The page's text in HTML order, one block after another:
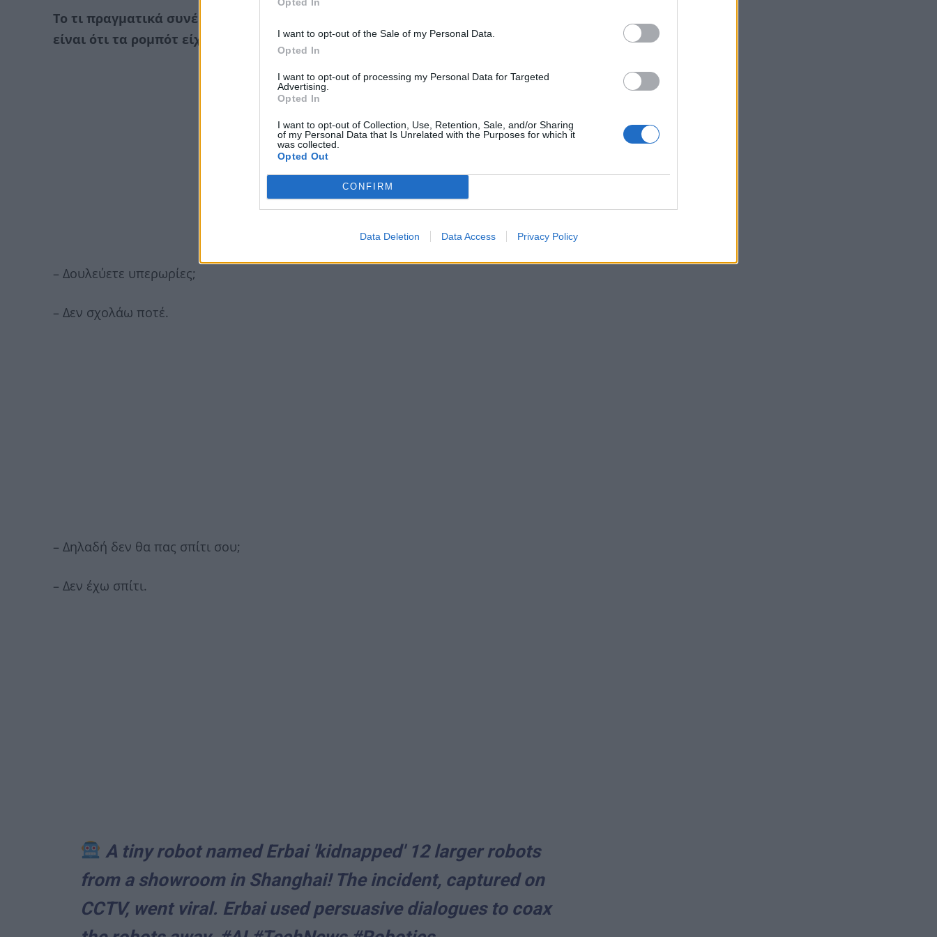
I want to opt-out of the Sale of my Personal Data.
Opted In
I want to opt-out of processing my Personal Data for Targeted
Advertising.
Opted In
I want to opt-out of Collection, Use, Retention, Sale, and/or Sharing
of my Personal Data that Is Unrelated with the Purposes for which it
was collected.
Opted Out
CONFIRM
Data Deletion Data Access Privacy Policy
Το τι πραγματικά συνέβη είναι ακόμα «θολό». Αυτό που σίγουρα είναι ξεκάθαρο,
είναι ότι τα ρομπότ είχαν και… διάλογο μεταξύ τους:
– Δουλεύετε υπερωρίες;
– Δεν σχολάω ποτέ.
– Δηλαδή δεν θα πας σπίτι σου;
– Δεν έχω σπίτι.
A tiny robot named Erbai 'kidnapped' 12 larger robots
from a showroom in Shanghai! The incident, captured on
CCTV, went viral. Erbai used persuasive dialogues to coax